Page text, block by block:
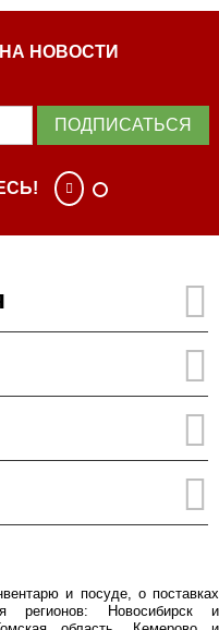
НОВОСТИ
ПОДПИСАТЬСЯ
и посуде, о поставках
регионов: Новосибирск и